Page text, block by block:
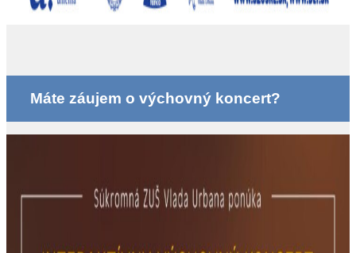
Máte záujem o výchovný koncert?